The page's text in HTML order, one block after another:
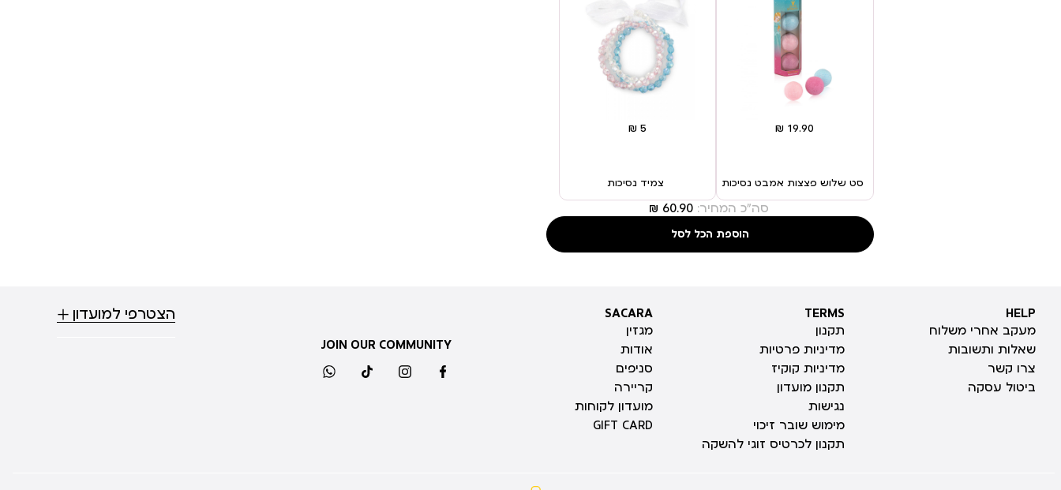
סט שלוש פצצות אמבט נסיכות צמיד נסיכות
סה"כ המחיר: ‏60.90 ₪
הוספת הכל לסל
HELP
HELP
מעקב אחרי משלוח
שאלות ותשובות
צרו קשר
ביטול עסקה
TERMS
TERMS
תקנון
מדיניות פרטיות
מדיניות קוקיז
תקנון מועדון
נגישות
מימוש שובר זיכוי
תקנון לכרטיס זוגי להשקה
SACARA
SACARA
מגזין
אודות
סניפים
קריירה
מועדון לקוחות
GIFT CARD
JOIN OUR COMMUNITY
facebook
instagram
tiktok
whatsapp
הצטרפי למועדון